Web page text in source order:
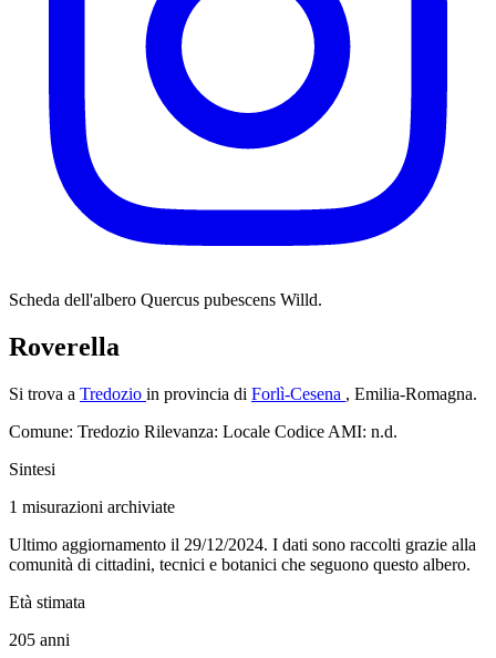
Scheda dell'albero Quercus pubescens Willd.
Roverella
Si trova a Tredozio in provincia di Forlì-Cesena , Emilia-Romagna.
Comune: Tredozio Rilevanza: Locale Codice AMI: n.d.
Sintesi
1 misurazioni archiviate
Ultimo aggiornamento il 29/12/2024. I dati sono raccolti grazie alla
comunità di cittadini, tecnici e botanici che seguono questo albero.
Età stimata
205 anni